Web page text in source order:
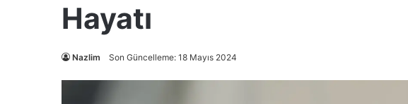
Hayatı
Nazlim Son Güncelleme: 18 Mayıs 2024